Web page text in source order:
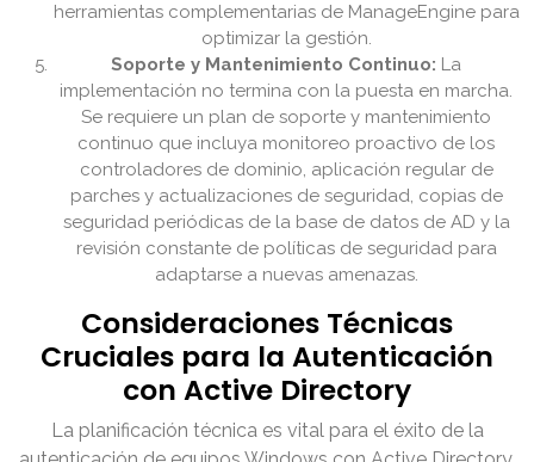
herramientas complementarias de ManageEngine para
optimizar la gestión.
Soporte y Mantenimiento Continuo: La
implementación no termina con la puesta en marcha.
Se requiere un plan de soporte y mantenimiento
continuo que incluya monitoreo proactivo de los
controladores de dominio, aplicación regular de
parches y actualizaciones de seguridad, copias de
seguridad periódicas de la base de datos de AD y la
revisión constante de políticas de seguridad para
adaptarse a nuevas amenazas.
Consideraciones Técnicas
Cruciales para la Autenticación
con Active Directory
La planificación técnica es vital para el éxito de la